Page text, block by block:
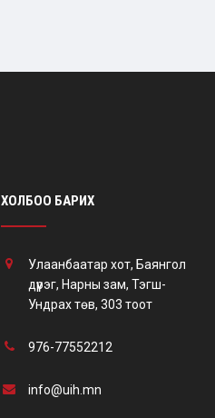
ХОЛБОО БАРИХ
Улаанбаатар хот, Баянгол
дүүрэг, Нарны зам, Тэгш-
Ундрах төв, 303 тоот
976-77552212
info@uih.mn